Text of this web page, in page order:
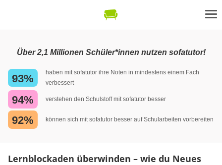
Über 2,1 Millionen Schüler*innen nutzen sofatutor!
93%
haben mit sofatutor ihre Noten in mindestens einem Fach
verbessert
94% verstehen den Schulstoff mit sofatutor besser
92% können sich mit sofatutor besser auf Schularbeiten vorbereiten
Lernblockaden überwinden – wie du Neues